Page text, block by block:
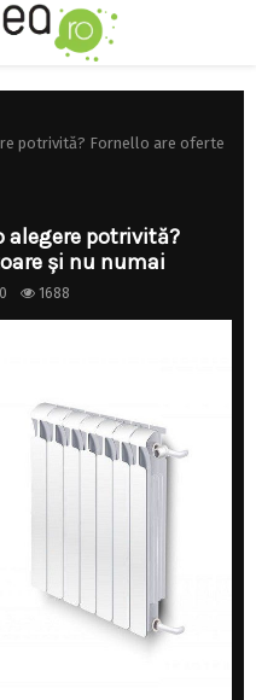
potrivită? Fornello are oferte
alegere potrivită?
și nu numai
0 1688